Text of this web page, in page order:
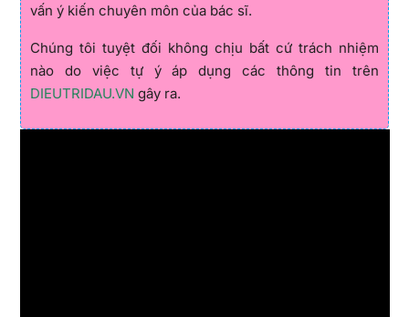
vấn ý kiến chuyên môn của bác sĩ.
Chúng tôi tuyệt đối không chịu bất cứ trách nhiệm
nào do việc tự ý áp dụng các thông tin trên
DIEUTRIDAU.VN gây ra.